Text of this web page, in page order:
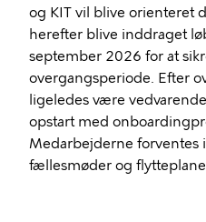
og KIT vil blive orienteret
herefter blive inddraget
september 2026 for at
overgangsperiode. Efter
ligeledes være
opstart med
Medarbejderne forventes
fællesmøder og